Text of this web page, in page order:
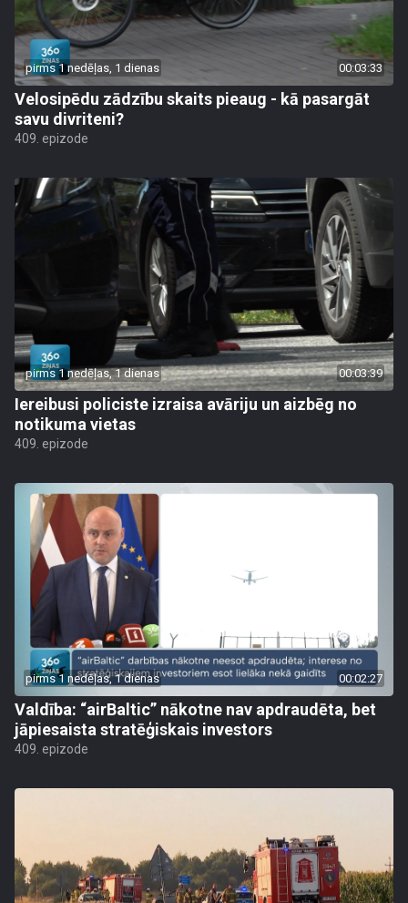
pirms 1 nedēļas, 1 dienas 00:03:33
Velosipēdu zādzību skaits pieaug - kā pasargāt
savu divriteni?
409. epizode
pirms 1 nedēļas, 1 dienas 00:03:39
Iereibusi policiste izraisa avāriju un aizbēg no
notikuma vietas
409. epizode
pirms 1 nedēļas, 1 dienas 00:02:27
Valdība: “airBaltic” nākotne nav apdraudēta, bet
jāpiesaista stratēģiskais investors
409. epizode